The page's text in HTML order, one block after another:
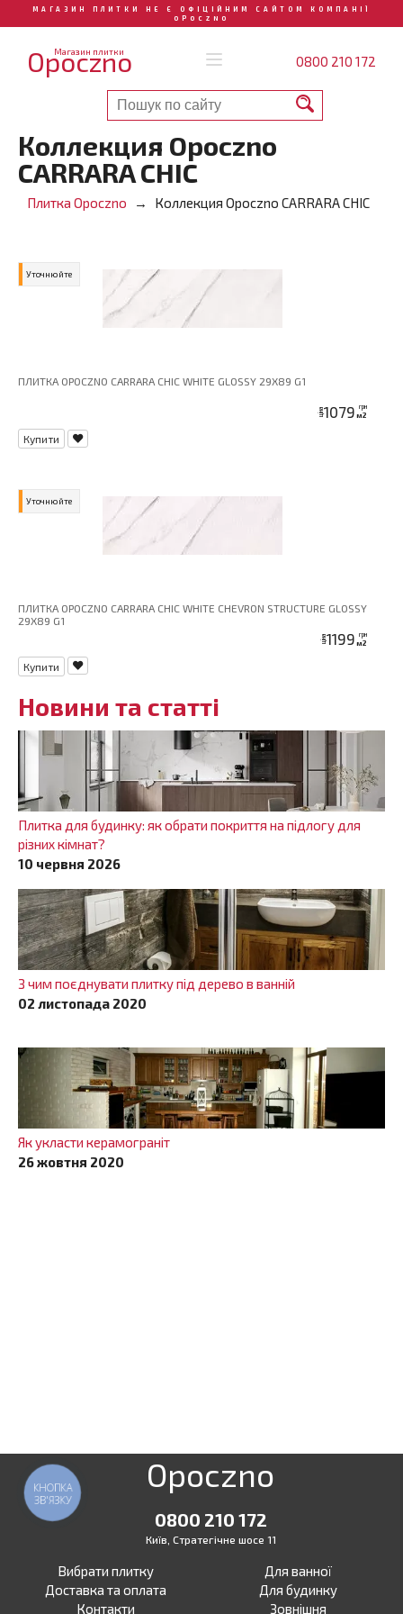
МАГАЗИН ПЛИТКИ НЕ Є ОФІЦІЙНИМ САЙТОМ КОМПАНІЇ
OPOCZNO
Магазин плитки
Opoczno 0800 210 172
Коллекция Opoczno
CARRARA CHIC
Плитка Opoczno Коллекция Opoczno CARRARA CHIC
Уточнюйте
ПЛИТКА OPOCZNO CARRARA CHIC WHITE GLOSSY 29X89 G1
ціна1079 грн
м2
Купити
Уточнюйте
ПЛИТКА OPOCZNO CARRARA CHIC WHITE CHEVRON STRUCTURE GLOSSY
29X89 G1
ціна1199 грн
м2
Купити
Новини та статті
Плитка для будинку: як обрати покриття на підлогу для
різних кімнат?
10 червня 2026
З чим поєднувати плитку під дерево в ванній
02 листопада 2020
Як укласти керамограніт
26 жовтня 2020
Opoczno
0800 210 172
Київ, Стратегічне шосе 11
Вибрати плитку
Доставка та оплата
Контакти
Для ванної
Для будинку
Зовнішня
КНОПКА
ЗВ'ЯЗКУ